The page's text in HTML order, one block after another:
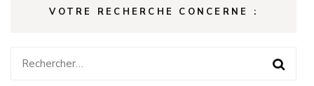
VOTRE RECHERCHE CONCERNE :
Rechercher :